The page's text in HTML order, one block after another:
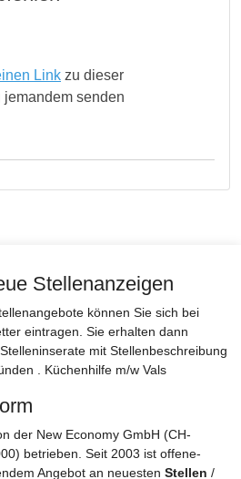
Link zu dieser
senden
Stellenanzeigen
können Sie sich bei
eintragen. Sie erhalten dann
mit Stellenbeschreibung
. Küchenhilfe m/w Vals
der New Economy GmbH (CH-
betrieben. Seit 2003 ist offene-
Angebot an neuesten Stellen /